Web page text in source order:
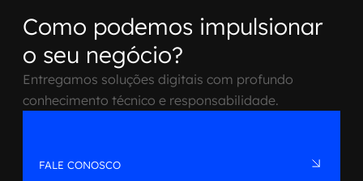
Como podemos impulsionar
o seu negócio?
Entregamos soluções digitais com profundo
conhecimento técnico e responsabilidade.
FALE CONOSCO